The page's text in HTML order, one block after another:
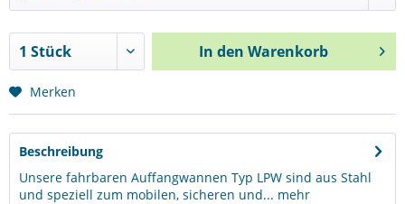
In den Warenkorb
Merken
Beschreibung
Unsere fahrbaren Auffangwannen Typ LPW sind aus Stahl
und speziell zum mobilen, sicheren und... mehr